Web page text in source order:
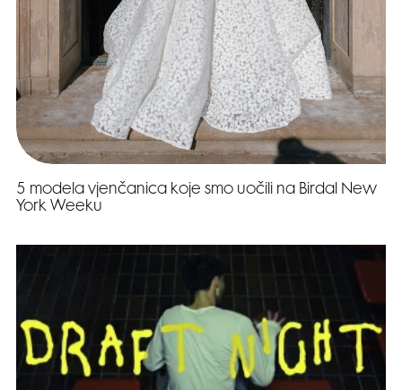
5 modela vjenčanica koje smo uočili na Birdal New
York Weeku